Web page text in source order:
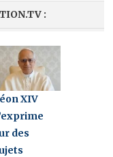
:
XIV
des